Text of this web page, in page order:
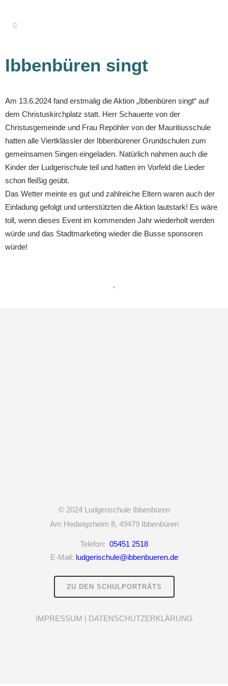
Ibbenbüren singt
Am 13.6.2024 fand erstmalig die Aktion „Ibbenbüren singt“ auf
dem Christuskirchplatz statt. Herr Schauerte von der
Christusgemeinde und Frau Repöhler von der Mauritiusschule
hatten alle Viertklässler der Ibbenbürener Grundschulen zum
gemeinsamen Singen eingeladen. Natürlich nahmen auch die
Kinder der Ludgerischule teil und hatten im Vorfeld die Lieder
schon fleißig geübt.
Das Wetter meinte es gut und zahlreiche Eltern waren auch der
Einladung gefolgt und unterstützten die Aktion lautstark! Es wäre
toll, wenn dieses Event im kommenden Jahr wiederholt werden
würde und das Stadtmarketing wieder die Busse sponsoren
würde!
© 2024 Ludgerischule Ibbenbüren
Am Hedwigsheim 8, 49479 Ibbenbüren
Telefon: 05451 2518
E-Mail: ludgerischule@ibbenbueren.de
ZU DEN SCHULPORTRÄTS
IMPRESSUM | DATENSCHUTZERKLÄRUNG